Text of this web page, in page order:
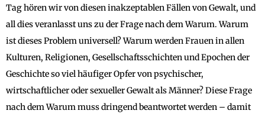
Tag hören wir von diesen inakzeptablen Fällen von Gewalt, und
all dies veranlasst uns zu der Frage nach dem Warum. Warum
ist dieses Problem universell? Warum werden Frauen in allen
Kulturen, Religionen, Gesellschaftsschichten und Epochen der
Geschichte so viel häufiger Opfer von psychischer,
wirtschaftlicher oder sexueller Gewalt als Männer? Diese Frage
nach dem Warum muss dringend beantwortet werden – damit